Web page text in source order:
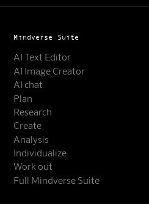
Mindverse Suite
AI Text Editor
AI Image Creator
AI chat
Plan
Research
Create
Analysis
Individualize
Work out
Full Mindverse Suite